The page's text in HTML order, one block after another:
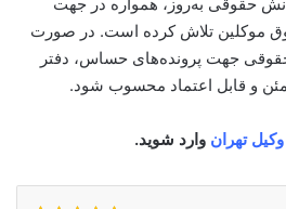
موکلین تلاش کرده است. در صورت
حقوقی جهت پرونده‌های حساس، دفتر
و قابل اعتماد محسوب شود.
وکیل تهران وارد شوید.